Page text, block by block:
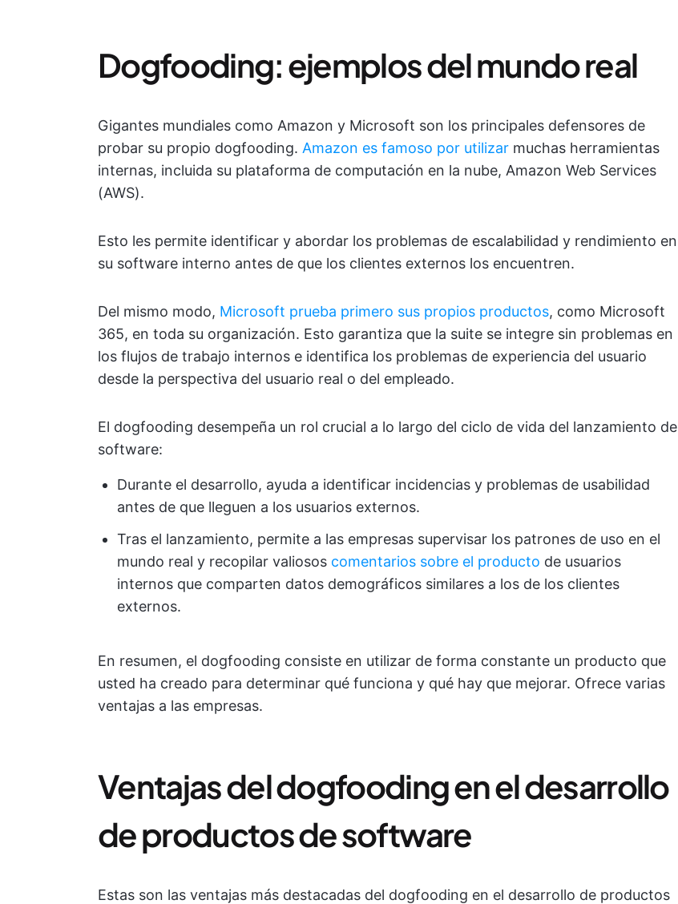
Dogfooding: ejemplos del mundo real
Gigantes mundiales como Amazon y Microsoft son los principales defensores de
probar su propio dogfooding. Amazon es famoso por utilizar muchas herramientas
internas, incluida su plataforma de computación en la nube, Amazon Web Services
(AWS).
Esto les permite identificar y abordar los problemas de escalabilidad y rendimiento en
su software interno antes de que los clientes externos los encuentren.
Del mismo modo, Microsoft prueba primero sus propios productos, como Microsoft
365, en toda su organización. Esto garantiza que la suite se integre sin problemas en
los flujos de trabajo internos e identifica los problemas de experiencia del usuario
desde la perspectiva del usuario real o del empleado.
El dogfooding desempeña un rol crucial a lo largo del ciclo de vida del lanzamiento de
software:
Durante el desarrollo, ayuda a identificar incidencias y problemas de usabilidad
antes de que lleguen a los usuarios externos.
Tras el lanzamiento, permite a las empresas supervisar los patrones de uso en el
mundo real y recopilar valiosos comentarios sobre el producto de usuarios
internos que comparten datos demográficos similares a los de los clientes
externos.
En resumen, el dogfooding consiste en utilizar de forma constante un producto que
usted ha creado para determinar qué funciona y qué hay que mejorar. Ofrece varias
ventajas a las empresas.
Ventajas del dogfooding en el desarrollo
de productos de software
Estas son las ventajas más destacadas del dogfooding en el desarrollo de productos